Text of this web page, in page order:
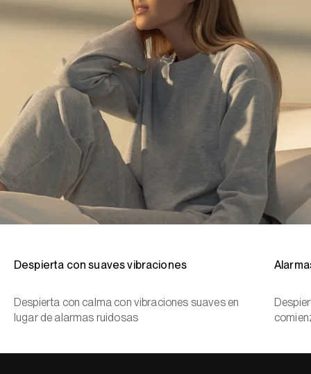
Despierta con suaves vibraciones
Despierta con calma con vibraciones suaves en
lugar de alarmas ruidosas